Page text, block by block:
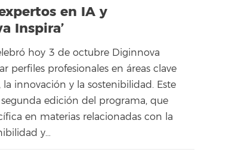
en IA y
Inspira’
hoy 3 de octubre Diginnova
perfiles profesionales en áreas clave
innovación y la sostenibilidad. Este
edición del programa, que
en materias relacionadas con la
y…